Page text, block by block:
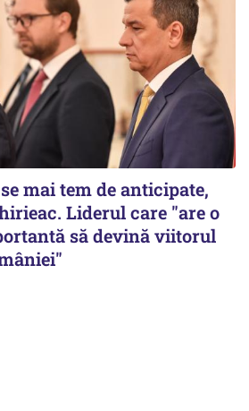
mai tem de anticipate,
Liderul care "are o
să devină viitorul